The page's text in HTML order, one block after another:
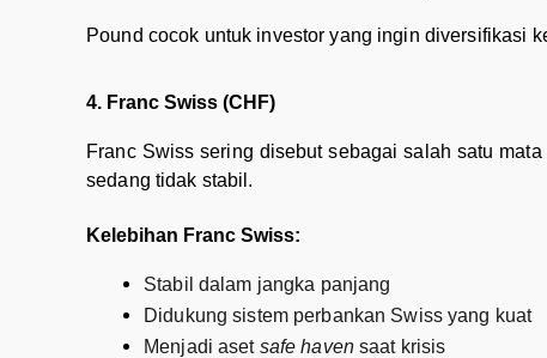
Pound cocok untuk investor yang ingin diversifikasi
4. Franc Swiss (CHF)
Franc Swiss sering disebut sebagai salah satu
sedang tidak stabil.
Kelebihan Franc Swiss:
Stabil dalam jangka panjang
Didukung sistem perbankan Swiss yang kuat
Menjadi aset safe havensaat krisis